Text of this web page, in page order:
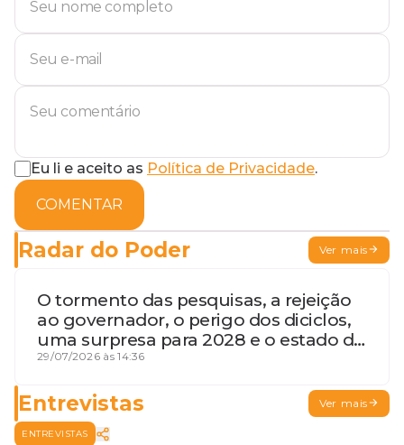
Eu li e aceito as Política de Privacidade.
COMENTAR
Radar do Poder Ver mais
O tormento das pesquisas, a rejeição
ao governador, o perigo dos diciclos,
uma surpresa para 2028 e o estado de
terceira guerra mundial
29/07/2026 às 14:36
Entrevistas Ver mais
ENTREVISTAS